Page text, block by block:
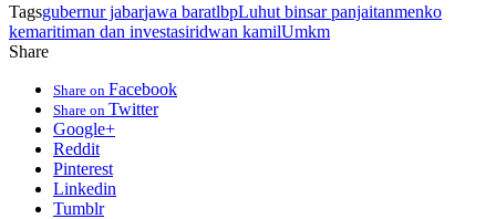
Tagsgubernur jabarjawa baratlbpLuhut binsar panjaitanmenko
kemaritiman dan investasiridwan kamilUmkm
Share
Share on Facebook
Share on Twitter
Google+
Reddit
Pinterest
Linkedin
Tumblr